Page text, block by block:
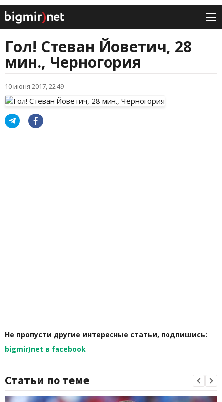
Гол! Стеван Йоветич, 28
мин., Черногория
10 июня 2017, 22:49
Не пропусти другие интересные статьи, подпишись:
bigmir)net в facebook
Статьи по теме